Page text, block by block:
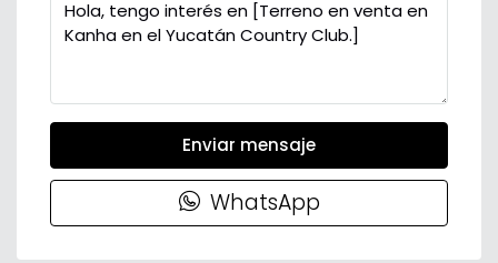
Enviar mensaje
WhatsApp